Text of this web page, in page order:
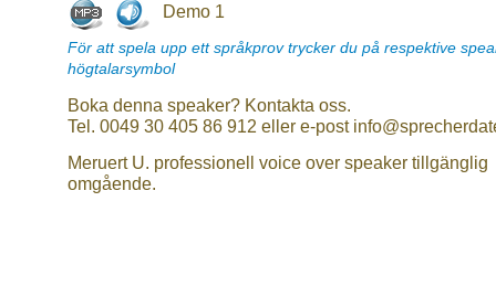
Demo 1
För att spela upp ett språkprov trycker du på respektive
högtalarsymbol
Boka denna speaker? Kontakta oss.
Tel. 0049 30 405 86 912 eller e-post
Meruert U. professionell voice over speaker tillgänglig
omgående.